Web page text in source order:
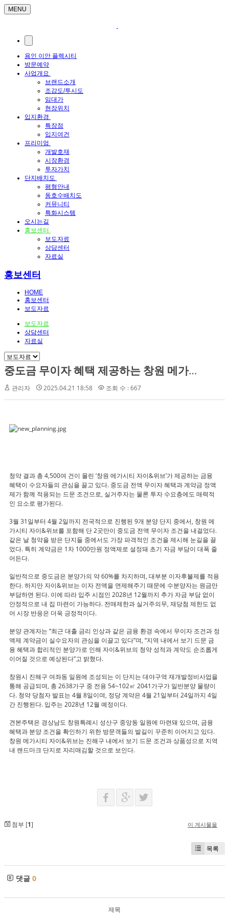
MENU
용인 이안 플렉시티
방문예약
사업개요
브랜드소개
조감도/투시도
임대가
현장위치
입지환경
특장점
입지여건
프리미엄
개발호재
시장환경
투자가치
단지배치도
평형안내
동호수배치도
커뮤니티
특화시스템
오시는길
홍보센터
보도자료
상담센터
자료실
홍보센터
HOME
홍보센터
보도자료
보도자료
상담센터
자료실
중도금 무이자 혜택 제공하는 창원 메가시티 자이&위브
관리자 2025.04.21 18:58 조회 수 : 667
청약 결과 총 4,500여 건이 몰린 ‘창원 메가시티 자이&위브’가 제공하는 금융
혜택이 수요자들의 관심을 끌고 있다. 중도금 전액 무이자 혜택과 계약금 정액
제가 함께 적용되는 드문 조건으로, 실거주자는 물론 투자 수요층에도 매력적
인 요소로 평가된다.
3월 31일부터 4월 2일까지 전국적으로 진행된 9개 분양 단지 중에서, 창원 메
가시티 자이&위브를 포함해 단 2곳만이 중도금 전액 무이자 조건을 내걸었다.
같은 날 청약을 받은 단지들 중에서도 가장 파격적인 조건을 제시해 눈길을 끌
었다. 특히 계약금은 1차 1000만원 정액제로 설정돼 초기 자금 부담이 대폭 줄
어든다.
일반적으로 중도금은 분양가의 약 60%를 차지하며, 대부분 이자후불제를 적용
한다. 하지만 자이&위브는 이자 전액을 면제해주기 때문에 수분양자는 원금만
부담하면 된다. 이에 따라 입주 시점인 2028년 12월까지 추가 자금 부담 없이
안정적으로 내 집 마련이 가능하다. 전매제한과 실거주의무, 재당첨 제한도 없
어 시장 반응은 더욱 긍정적이다.
분양 관계자는 “최근 대출 금리 인상과 같은 금융 환경 속에서 무이자 조건과 정
액제 계약금이 실수요자의 관심을 이끌고 있다”며, “지역 내에서 보기 드문 금
융 혜택과 합리적인 분양가로 인해 자이&위브의 청약 성적과 계약도 순조롭게
이어질 것으로 예상된다”고 밝혔다.
창원시 진해구 여좌동 일원에 조성되는 이 단지는 대야구역 재개발정비사업을
통해 공급되며, 총 2638가구 중 전용 54~102㎡ 2041가구가 일반분양 물량이
다. 청약 당첨자 발표는 4월 8일이며, 정당 계약은 4월 21일부터 24일까지 4일
간 진행된다. 입주는 2028년 12월 예정이다.
견본주택은 경상남도 창원특례시 성산구 중앙동 일원에 마련돼 있으며, 금융
혜택과 분양 조건을 확인하기 위한 방문객들의 발길이 꾸준히 이어지고 있다.
창원 메가시티 자이&위브는 진해구 내에서 보기 드문 조건과 상품성으로 지역
내 랜드마크 단지로 자리매김할 것으로 보인다.
첨부 [1] 이 게시물을
목록
댓글 0
제목